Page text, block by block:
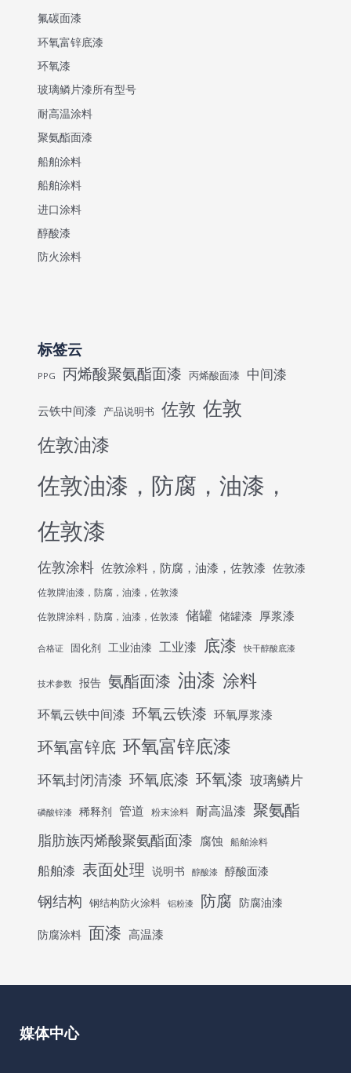
氟碳面漆
环氧富锌底漆
环氧漆
玻璃鳞片漆所有型号
耐高温涂料
聚氨酯面漆
船舶涂料
船舶涂料
进口涂料
醇酸漆
防火涂料
标签云
PPG 丙烯酸聚氨酯面漆 丙烯酸面漆 中间漆
云铁中间漆 产品说明书 佐敦 佐敦
佐敦油漆
佐敦油漆，防腐，油漆，
佐敦漆
佐敦涂料 佐敦涂料，防腐，油漆，佐敦漆 佐敦漆
佐敦牌油漆，防腐，油漆，佐敦漆
佐敦牌涂料，防腐，油漆，佐敦漆 储罐 储罐漆 厚浆漆
合格证 固化剂 工业油漆 工业漆 底漆 快干醇酸底漆
技术参数 报告 氨酯面漆 油漆 涂料
环氧云铁中间漆 环氧云铁漆 环氧厚浆漆
环氧富锌底 环氧富锌底漆
环氧封闭清漆 环氧底漆 环氧漆 玻璃鳞片
磷酸锌漆 稀释剂 管道 粉末涂料 耐高温漆 聚氨酯
脂肪族丙烯酸聚氨酯面漆 腐蚀 船舶涂料
船舶漆 表面处理 说明书 醇酸漆 醇酸面漆
钢结构 钢结构防火涂料 铝粉漆 防腐 防腐油漆
防腐涂料 面漆 高温漆
媒体中心